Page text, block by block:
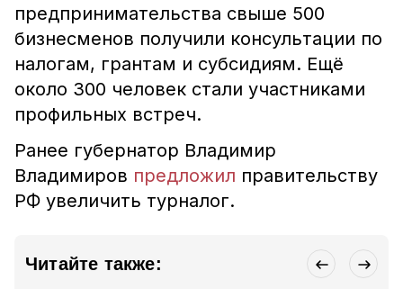
предпринимательства свыше 500
бизнесменов получили консультации по
налогам, грантам и субсидиям. Ещё
около 300 человек стали участниками
профильных встреч.
Ранее губернатор Владимир
Владимиров предложил правительству
РФ увеличить турналог.
Читайте также: